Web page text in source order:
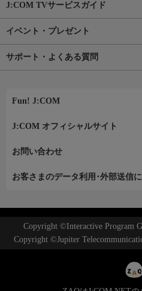
J:COM TVサービスガイド
イベント・プレゼント
サポート・よくある質問
Fun! J:COM
J:COM オフィシャルサイト
お問い合わせ
お客さまのデータ利用･外部送信
Copyright ©Interactive Program
Copyright ©Jupiter